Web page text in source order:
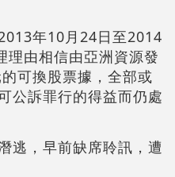
年10月24日至2014
理由相信由亞洲資源發
可換股票據，全部或
公訴罪行的得益而仍處
逃，早前缺席聆訊，遭